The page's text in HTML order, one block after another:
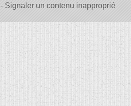
Signaler un contenu inapproprié